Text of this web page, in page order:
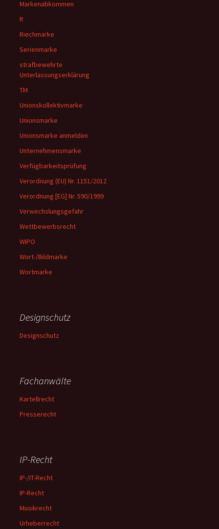
Markenabkommen
R
Riechmarke
Serienmarke
strafbewehrte
Unterlassungserklärung
TM
Unionskollektivmarke
Unionsmarke
Unionsmarke anmelden
Unternehmensmarke
Verfügbarkeitsprüfung
Verordnung (EU) Nr. 1151/2012
Verordnung [EG] Nr. 590/1999
Verwechslungsgefahr
Wettbewerbsrecht
WIPO
Wort-/Bildmarke
Wortmarke
Designschutz
Designschutz
Fachanwälte
Kartellrecht
Presserecht
IP-Recht
IP-/IT-Recht
IP-Recht
Musikrecht
Urheberrecht